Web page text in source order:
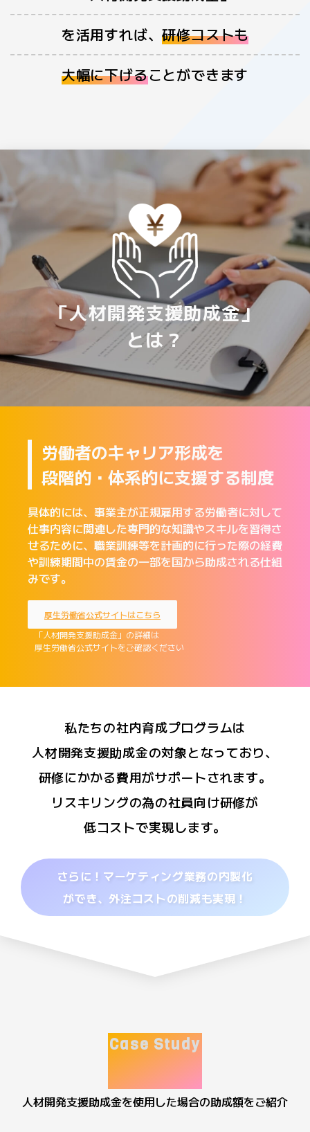
を活用すれば、研修コストも
大幅に下げることができます
「人材開発支援助成金」
とは？
労働者のキャリア形成を
段階的・体系的に支援する制度
具体的には、事業主が正規雇用する労働者に対して
仕事内容に関連した専門的な知識やスキルを習得さ
せるために、職業訓練等を計画的に行った際の経費
や訓練期間中の賃金の一部を国から助成される仕組
みです。
厚生労働省公式サイトはこちら
「人材開発支援助成金」の詳細は
厚生労働省公式サイトをご確認ください
私たちの社内育成プログラムは
人材開発支援助成金の対象となっており、
研修にかかる費用がサポートされます。
リスキリングの為の社員向け研修が
低コストで実現します。
さらに！マーケティング業務の内製化
ができ、外注コストの削減も実現！
Case Study
助成額例
人材開発支援助成金を使用した場合の助成額をご紹介